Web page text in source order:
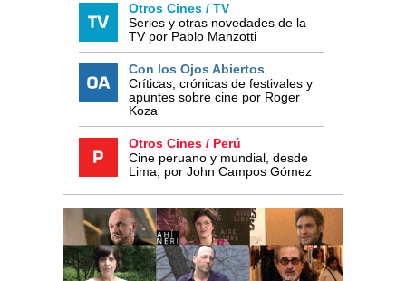
Otros Cines / TV
Series y otras novedades de la
TV por Pablo Manzotti
Con los Ojos Abiertos
Críticas, crónicas de festivales y
apuntes sobre cine por Roger
Koza
Otros Cines / Perú
Cine peruano y mundial, desde
Lima, por John Campos Gómez